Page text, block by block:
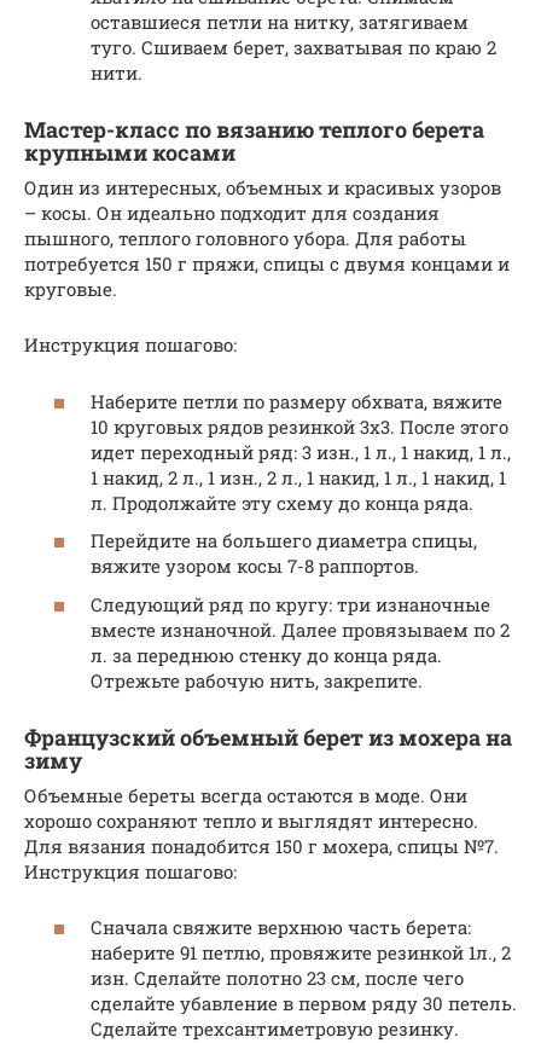
оставшиеся петли на нитку, затягиваем
туго. Сшиваем берет, захватывая по краю 2
нити.
Мастер-класс по вязанию теплого берета
крупными косами
Один из интересных, объемных и красивых узоров
– косы. Он идеально подходит для создания
пышного, теплого головного убора. Для работы
потребуется 150 г пряжи, спицы с двумя концами и
круговые.
Инструкция пошагово:
Наберите петли по размеру обхвата, вяжите
10 круговых рядов резинкой 3х3. После этого
идет переходный ряд: 3 изн., 1 л., 1 накид, 1 л.,
1 накид, 2 л., 1 изн., 2 л., 1 накид, 1 л., 1 накид, 1
л. Продолжайте эту схему до конца ряда.
Перейдите на большего диаметра спицы,
вяжите узором косы 7-8 раппортов.
Следующий ряд по кругу: три изнаночные
вместе изнаночной. Далее провязываем по 2
л. за переднюю стенку до конца ряда.
Отрежьте рабочую нить, закрепите.
Французский объемный берет из мохера на
зиму
Объемные береты всегда остаются в моде. Они
хорошо сохраняют тепло и выглядят интересно.
Для вязания понадобится 150 г мохера, спицы №7.
Инструкция пошагово:
Сначала свяжите верхнюю часть берета:
наберите 91 петлю, провяжите резинкой 1л., 2
изн. Сделайте полотно 23 см, после чего
сделайте убавление в первом ряду 30 петель.
Сделайте трехсантиметровую резинку.